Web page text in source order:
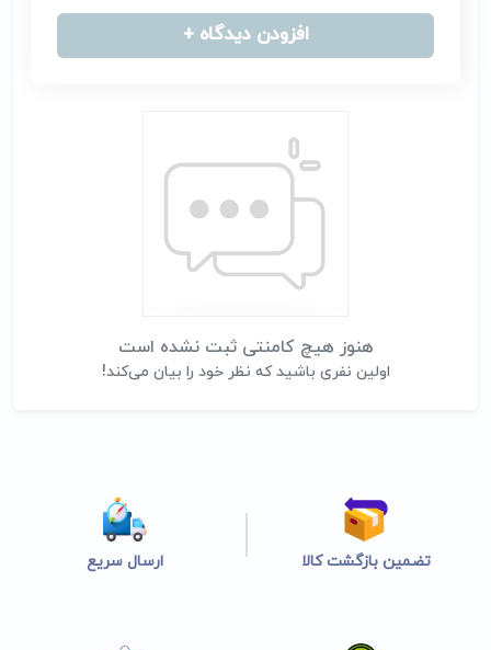
هنوز هیچ کامنتی ثبت نشده است
اولین نفری باشید که نظر خود را بیان می‌کند!
افزودن دیدگاه +
تضمین بازگشت کالا ارسال سریع